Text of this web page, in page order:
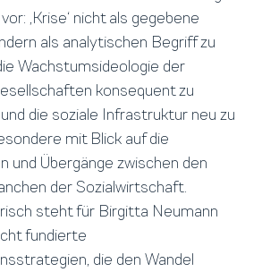
,Krise‘ nicht als gegebene
als analytischen Begriff zu
Wachstumsideologie der
konsequent zu
die soziale Infrastruktur neu zu
mit Blick auf die
und Übergänge zwischen den
der Sozialwirtschaft.
steht für Birgitta Neumann
fundierte
die den Wandel